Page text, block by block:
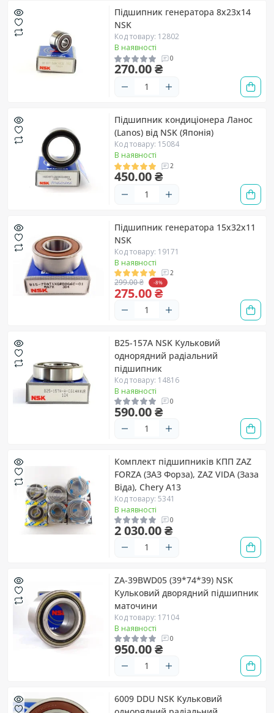
Підшипник генератора 8х23х14
NSK
Код товару: 12802
В наявності
0
270.00 ₴
Підшипник кондиціонера Ланос
(Lanos) від NSK (Японія)
Код товару: 15084
В наявності
2
450.00 ₴
Підшипник генератора 15х32х11
NSK
Код товару: 19171
В наявності
2
299.00 ₴ -8%
275.00 ₴
B25-157A NSK Кульковий
однорядний радіальний
підшипник
Код товару: 14816
В наявності
0
590.00 ₴
Комплект підшипників КПП ZAZ
FORZA (ЗАЗ Форза), ZAZ VIDA (Заза
Віда), Chery A13
Код товару: 5341
В наявності
0
2 030.00 ₴
ZA-39BWD05 (39*74*39) NSK
Кульковий дворядний підшипник
маточини
Код товару: 17104
В наявності
0
950.00 ₴
6009 DDU NSK Кульковий